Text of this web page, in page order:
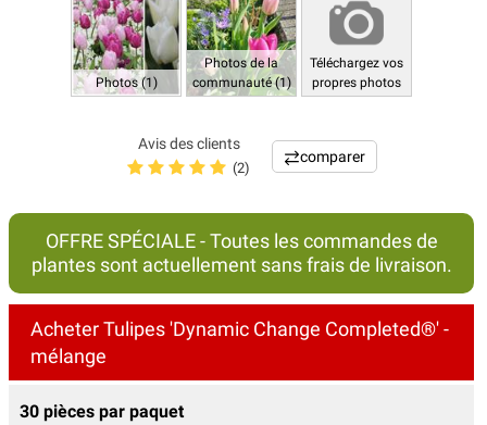
Photos (1)
Photos de la
communauté (1)
Téléchargez vos
propres photos
Avis des clients
(2)
comparer
OFFRE SPÉCIALE - Toutes les commandes de
plantes sont actuellement sans frais de livraison.
Acheter Tulipes 'Dynamic Change Completed®' -
mélange
30 pièces par paquet